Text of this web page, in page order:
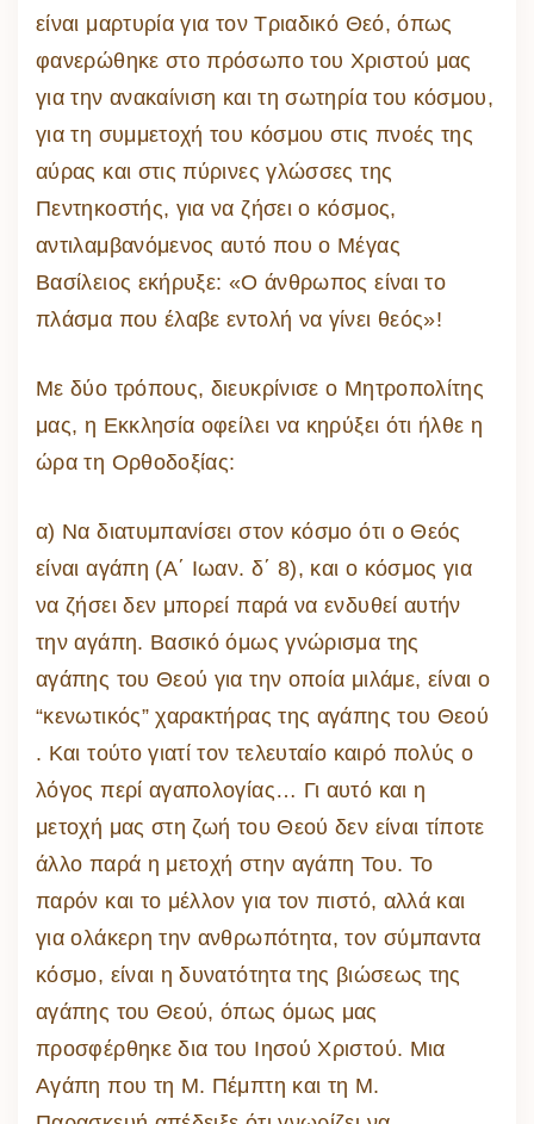
είναι μαρτυρία για τον Τριαδικό Θεό, όπως
φανερώθηκε στο πρόσωπο του Χριστού μας
για την ανακαίνιση και τη σωτηρία του κόσμου,
για τη συμμετοχή του κόσμου στις πνοές της
αύρας και στις πύρινες γλώσσες της
Πεντηκοστής, για να ζήσει ο κόσμος,
αντιλαμβανόμενος αυτό που ο Μέγας
Βασίλειος εκήρυξε: «Ο άνθρωπος είναι το
πλάσμα που έλαβε εντολή να γίνει θεός»!
Με δύο τρόπους, διευκρίνισε ο Μητροπολίτης
μας, η Εκκλησία οφείλει να κηρύξει ότι ήλθε η
ώρα τη Ορθοδοξίας:
α) Να διατυμπανίσει στον κόσμο ότι ο Θεός
είναι αγάπη (Α΄ Ιωαν. δ΄ 8), και ο κόσμος για
να ζήσει δεν μπορεί παρά να ενδυθεί αυτήν
την αγάπη. Βασικό όμως γνώρισμα της
αγάπης του Θεού για την οποία μιλάμε, είναι ο
“κενωτικός” χαρακτήρας της αγάπης του Θεού
. Και τούτο γιατί τον τελευταίο καιρό πολύς ο
λόγος περί αγαπολογίας… Γι αυτό και η
μετοχή μας στη ζωή του Θεού δεν είναι τίποτε
άλλο παρά η μετοχή στην αγάπη Του. Το
παρόν και το μέλλον για τον πιστό, αλλά και
για ολάκερη την ανθρωπότητα, τον σύμπαντα
κόσμο, είναι η δυνατότητα της βιώσεως της
αγάπης του Θεού, όπως όμως μας
προσφέρθηκε δια του Ιησού Χριστού. Μια
Αγάπη που τη Μ. Πέμπτη και τη Μ.